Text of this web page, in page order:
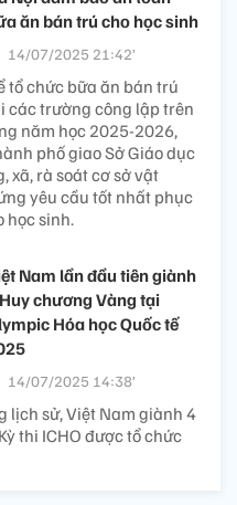
ăn bán trú cho học sinh
14/07/2025 21:42’
tổ chức bữa ăn bán trú
các trường công lập trên
năm học 2025-2026,
phố giao Sở Giáo dục
xã, rà soát cơ sở vật
yêu cầu tốt nhất phục
học sinh.
Nam lần đầu tiên giành
chương Vàng tại
Hóa học Quốc tế
14/07/2025 14:38’
lịch sử, Việt Nam giành 4
thi ICHO được tổ chức